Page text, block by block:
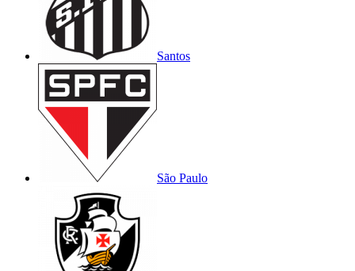
Santos
São Paulo